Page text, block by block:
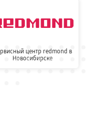
центр redmond в
Новосибирске